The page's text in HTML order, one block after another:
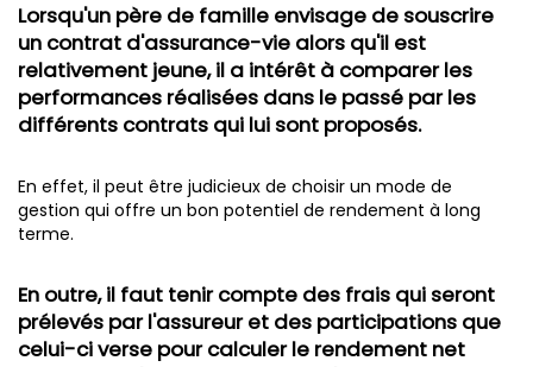
Lorsqu'un père de famille envisage de souscrire
un contrat d'assurance-vie alors qu'il est
relativement jeune, il a intérêt à comparer les
performances réalisées dans le passé par les
différents contrats qui lui sont proposés.
En effet, il peut être judicieux de choisir un mode de
gestion qui offre un bon potentiel de rendement à long
terme.
En outre, il faut tenir compte des frais qui seront
prélevés par l'assureur et des participations que
celui-ci verse pour calculer le rendement net